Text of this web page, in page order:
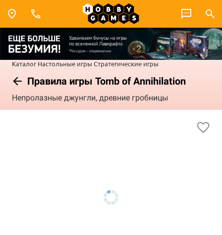
Каталог Настольные игры Стратегические игры
Правила игры Tomb of Annihilation
Непролазные джунгли, древние гробницы